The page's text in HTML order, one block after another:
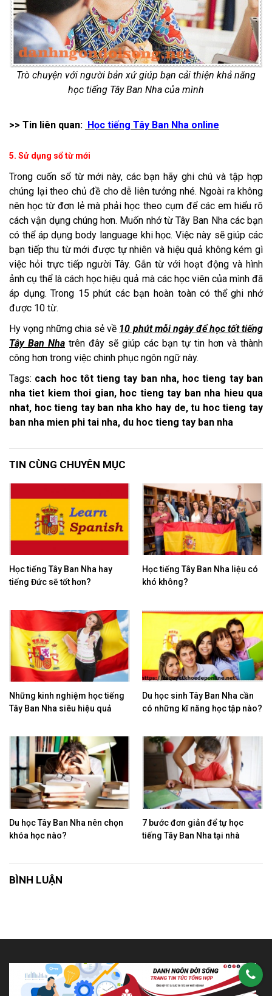
Trò chuyện với người bản xứ giúp bạn cải thiện khả năng
học tiếng Tây Ban Nha của mình
>> Tin liên quan: Học tiếng Tây Ban Nha online
5. Sử dụng sổ từ mới
Trong cuốn sổ từ mới này, các bạn hãy ghi chú và tập hợp
chúng lại theo chủ đề cho dễ liên tưởng nhé. Ngoài ra không
nên học từ đơn lẻ mà phải học theo cụm để các em hiểu rõ
cách vận dụng chúng hơn. Muốn nhớ từ Tây Ban Nha các bạn
có thể áp dụng body language khi học. Việc này sẽ giúp các
bạn tiếp thu từ mới được tự nhiên và hiệu quả không kém gì
việc hỏi trực tiếp người Tây. Gắn từ với hoạt động và hình
ảnh cụ thể là cách học hiệu quả mà các học viên của mình đã
áp dụng. Trong 15 phút các bạn hoàn toàn có thể ghi nhớ
được 10 từ.
Hy vọng những chia sẻ về 10 phút mỗi ngày để học tốt tiếng
Tây Ban Nha trên đây sẽ giúp các bạn tự tin hơn và thành
công hơn trong việc chinh phục ngôn ngữ này.
Tags: cach hoc tôt tieng tay ban nha, hoc tieng tay ban
nha tiet kiem thoi gian, hoc tieng tay ban nha hieu qua
nhat, hoc tieng tay ban nha kho hay de, tu hoc tieng tay
ban nha mien phi tai nha, du hoc tieng tay ban nha
TIN CÙNG CHUYÊN MỤC
Học tiếng Tây Ban Nha hay
tiếng Đức sẽ tốt hơn?
Học tiếng Tây Ban Nha liệu có
khó không?
Những kinh nghiệm học tiếng
Tây Ban Nha siêu hiệu quả
Du học sinh Tây Ban Nha cần
có những kĩ năng học tập nào?
Du học Tây Ban Nha nên chọn
khóa học nào?
7 bước đơn giản để tự học
tiếng Tây Ban Nha tại nhà
BÌNH LUẬN